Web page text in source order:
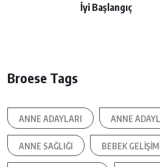
İyi Başlangıç
Broese Tags
ANNE ADAYLARI ANNE
ANNE SAĞLIĞI BEBEK